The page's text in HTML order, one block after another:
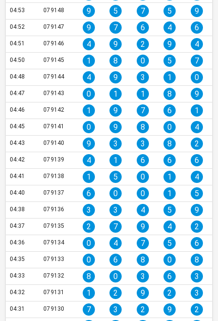
04:53 079148 9 5 7 5 9
04:52 079147 9 7 6 4 6
04:51 079146 4 9 2 9 4
04:50 079145 1 8 0 5 7
04:48 079144 4 9 3 1 0
04:47 079143 0 1 1 8 9
04:46 079142 1 9 7 6 1
04:45 079141 0 9 8 0 4
04:43 079140 9 3 3 8 2
04:42 079139 4 1 6 6 6
04:41 079138 1 5 0 1 4
04:40 079137 6 0 0 1 5
04:38 079136 3 3 4 5 9
04:37 079135 2 7 9 4 2
04:36 079134 0 4 7 5 6
04:35 079133 0 6 8 0 8
04:33 079132 8 0 3 6 3
04:32 079131 1 2 9 2 3
04:31 079130 7 3 2 9 2